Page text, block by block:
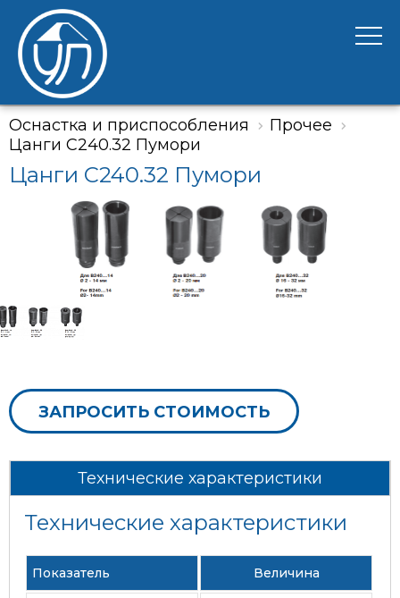
Оснастка и приспособления
Прочее
Цанги С240.32 Пумори
Цанги С240.32 Пумори
ЗАПРОСИТЬ СТОИМОСТЬ
Технические характеристики
Технические характеристики
Показатель Величина